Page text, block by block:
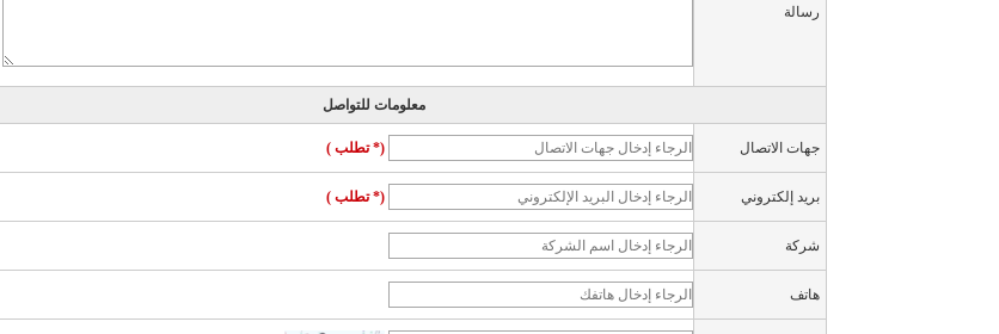
رسالة
معلومات للتواصل
جهات الاتصال (* تطلب )
بريد إلكتروني (* تطلب )
شركة
هاتف